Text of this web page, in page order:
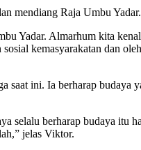
mendiang Raja Umbu Yadar.
Yadar. Almarhum kita
kemasyarakatan dan
saat ini. Ia berharap budaya
selalu berharap budaya itu
jelas Viktor.